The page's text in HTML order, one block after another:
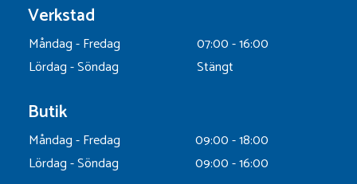
Verkstad
Måndag - Fredag
07:00 - 16:00
Lördag - Söndag
Stängt
Butik
Måndag - Fredag
09:00 - 18:00
Lördag - Söndag
09:00 - 16:00